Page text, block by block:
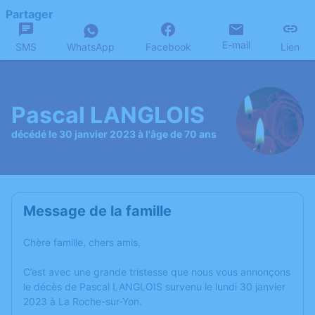
Partager
SMS WhatsApp Facebook E-mail Lien
Pascal LANGLOIS
décédé le 30 janvier 2023 à l'âge de 70 ans
Message de la famille
Chère famille, chers amis,
C’est avec une grande tristesse que nous vous annonçons
le décès de Pascal LANGLOIS survenu le lundi 30 janvier
2023 à La Roche-sur-Yon.